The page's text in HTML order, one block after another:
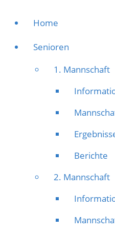
Home
Senioren
1. Mannschaft
Berichte
2. Mannschaft